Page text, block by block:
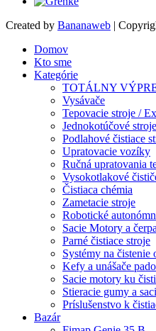
Created by Bananaweb |
Domov
Kto sme
Kategórie
TOTÁLNY
Vysávače
Tepovacie stroje /
Jednokotúčové stroje
Podlahové čistiace
Upratovacie vozíky
Ručná upratovania
Vysokotlakové
Čistiaca chémia
Zametacie stroje
Robotické
Sacie Motory a
Parné čistiace stroje
Systémy na
Kefy a unášače
Sacie motory ku
Stieracie gumy a
Príslušenstvo k
Bazár